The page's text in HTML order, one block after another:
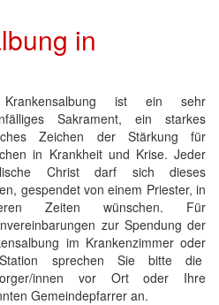
in
ist ein sehr
Sakrament, ein starkes
Zeichen der Stärkung für
in Krankheit und Krise. Jeder
Christ darf sich dieses
gespendet von einem Priester, in
Zeiten wünschen. Für
zur Spendung der
im Krankenzimmer oder
sprechen Sie bitte die
innen vor Ort oder Ihre
Gemeindepfarrer an.